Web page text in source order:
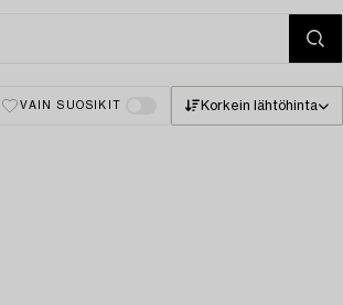
VAIN SUOSIKIT Korkein lähtöhinta